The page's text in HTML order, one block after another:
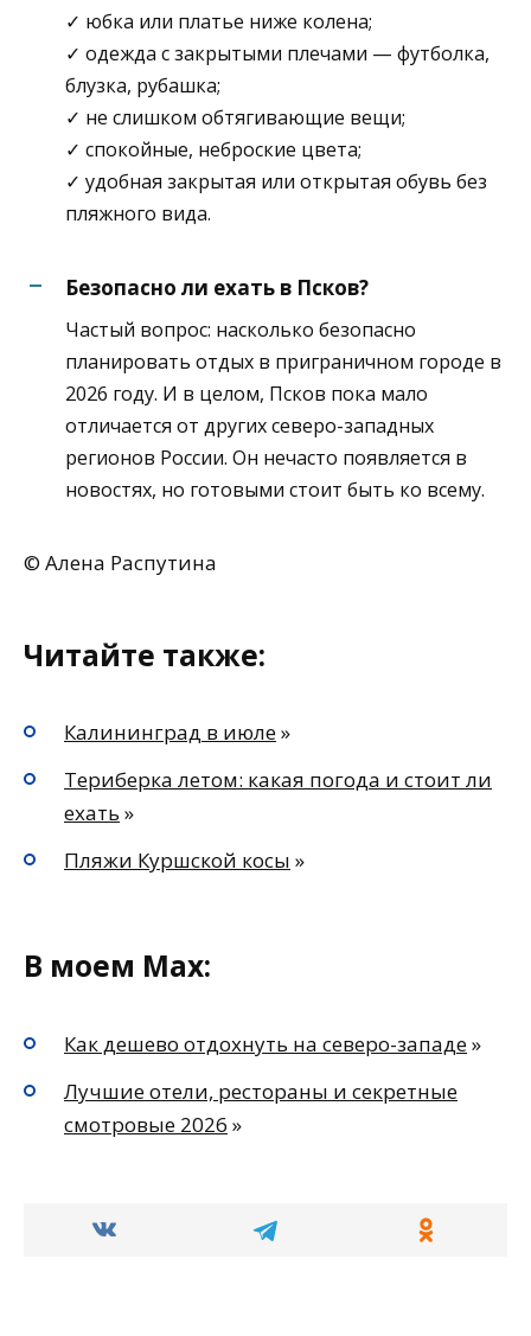
✓ юбка или платье ниже колена;
✓ одежда с закрытыми плечами — футболка,
блузка, рубашка;
✓ не слишком обтягивающие вещи;
✓ спокойные, неброские цвета;
✓ удобная закрытая или открытая обувь без
пляжного вида.
Безопасно ли ехать в Псков?
Частый вопрос: насколько безопасно
планировать отдых в приграничном городе в
2026 году. И в целом, Псков пока мало
отличается от других северо-западных
регионов России. Он нечасто появляется в
новостях, но готовыми стоит быть ко всему.
© Алена Распутина
Читайте также:
Калининград в июле»
Териберка летом: какая погода и стоит ли
ехать »
Пляжи Куршской косы »
В моем Max:
Как дешево отдохнуть на северо-западе»
Лучшие отели, рестораны и секретные
смотровые 2026 »